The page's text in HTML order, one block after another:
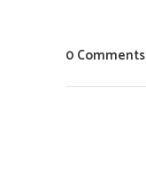
0 Comments